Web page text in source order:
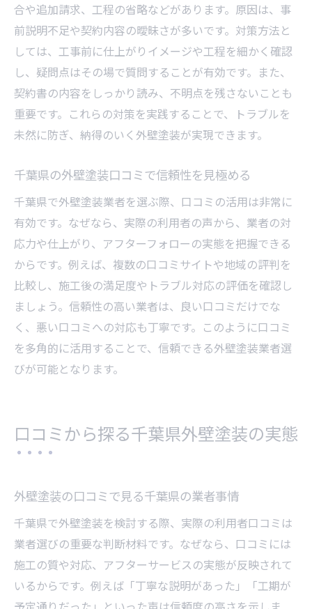
合や追加請求、工程の省略などがあります。原因は、事
前説明不足や契約内容の曖昧さが多いです。対策方法と
しては、工事前に仕上がりイメージや工程を細かく確認
し、疑問点はその場で質問することが有効です。また、
契約書の内容をしっかり読み、不明点を残さないことも
重要です。これらの対策を実践することで、トラブルを
未然に防ぎ、納得のいく外壁塗装が実現できます。
千葉県の外壁塗装口コミで信頼性を見極める
千葉県で外壁塗装業者を選ぶ際、口コミの活用は非常に
有効です。なぜなら、実際の利用者の声から、業者の対
応力や仕上がり、アフターフォローの実態を把握できる
からです。例えば、複数の口コミサイトや地域の評判を
比較し、施工後の満足度やトラブル対応の評価を確認し
ましょう。信頼性の高い業者は、良い口コミだけでな
く、悪い口コミへの対応も丁寧です。このように口コミ
を多角的に活用することで、信頼できる外壁塗装業者選
びが可能となります。
口コミから探る千葉県外壁塗装の実態
外壁塗装の口コミで見る千葉県の業者事情
千葉県で外壁塗装を検討する際、実際の利用者口コミは
業者選びの重要な判断材料です。なぜなら、口コミには
施工の質や対応、アフターサービスの実態が反映されて
いるからです。例えば「丁寧な説明があった」「工期が